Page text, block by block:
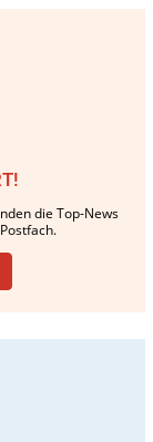
die Top-News